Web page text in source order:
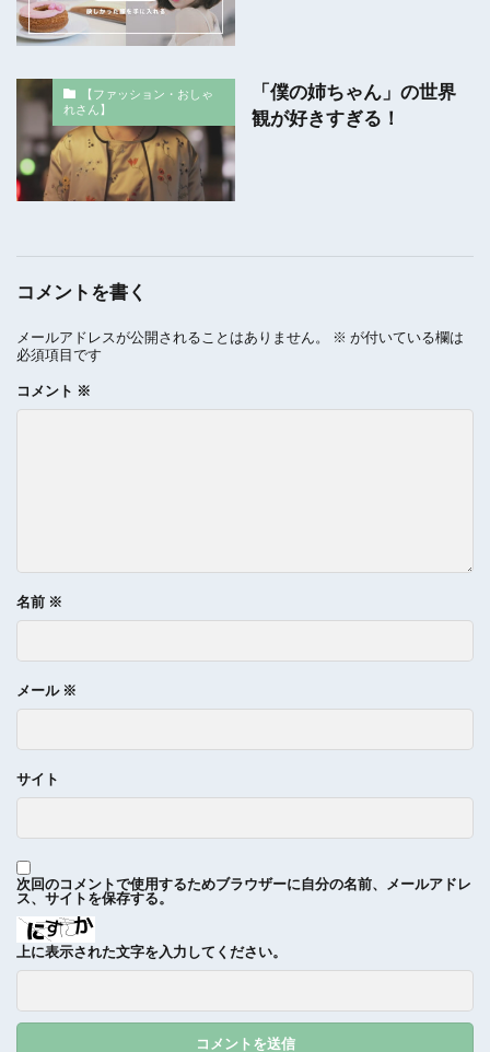
【ファッション・おしゃ
れさん】
「僕の姉ちゃん」の世界
観が好きすぎる！
コメントを書く
メールアドレスが公開されることはありません。 ※ が付いている欄は
必須項目です
コメント ※
名前 ※
メール ※
サイト
次回のコメントで使用するためブラウザーに自分の名前、メールアドレ
ス、サイトを保存する。
上に表示された文字を入力してください。